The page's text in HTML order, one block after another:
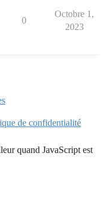
0
Octobre 1,
2023
de confidentialité
quand JavaScript est